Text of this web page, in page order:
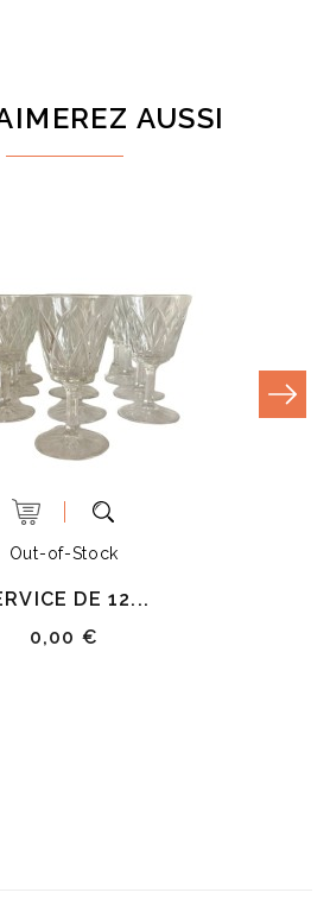
AUSSI
Out-of-Stock
DE 12...
0,00 €